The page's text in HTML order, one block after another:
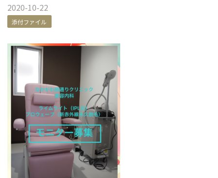
2020-10-22
添付ファイル